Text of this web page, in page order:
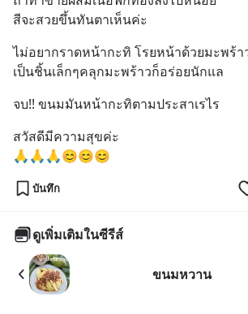
สีจะสวยขึ้นทันตาเห็นค่ะ
ไม่อยากราดหน้ากะทิ โรยหน้าด้วยมะพร้
เป็นชิ้นเล็กๆคลุกมะพร้าวก็อร่อยนักแล
จบ!! ขนมมันหน้ากะทิตามประสาเรไร
สวัสดีมีความสุขค่ะ
🙏🙏🙏😊😊😊
บันทึก
ดูเพิ่มเติมในซีรีส์
ขนมหวาน